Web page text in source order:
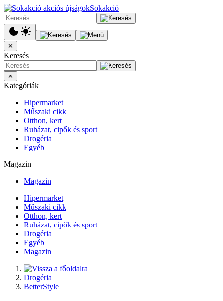
Sokakció
✕
Keresés
✕
Kategóriák
Hipermarket
Műszaki cikk
Otthon, kert
Ruházat, cipők és sport
Drogéria
Egyéb
Magazin
Magazin
Hipermarket
Műszaki cikk
Otthon, kert
Ruházat, cipők és sport
Drogéria
Egyéb
Magazin
Drogéria
BetterStyle